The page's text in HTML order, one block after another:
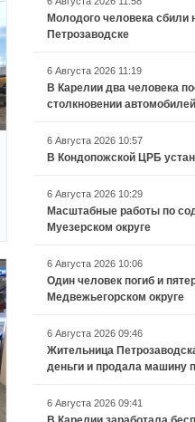
Молодого человека сбили
Петрозаводске
6 Августа 2026 11:19
В Карелии два человека
столкновении автомобилей
6 Августа 2026 10:57
В Кондопожской ЦРБ
6 Августа 2026 10:29
Масштабные работы по
Муезерском округе
6 Августа 2026 10:06
Один человек погиб и
Медвежьегорском округе
6 Августа 2026 09:46
Жительница
деньги и продала машину
6 Августа 2026 09:41